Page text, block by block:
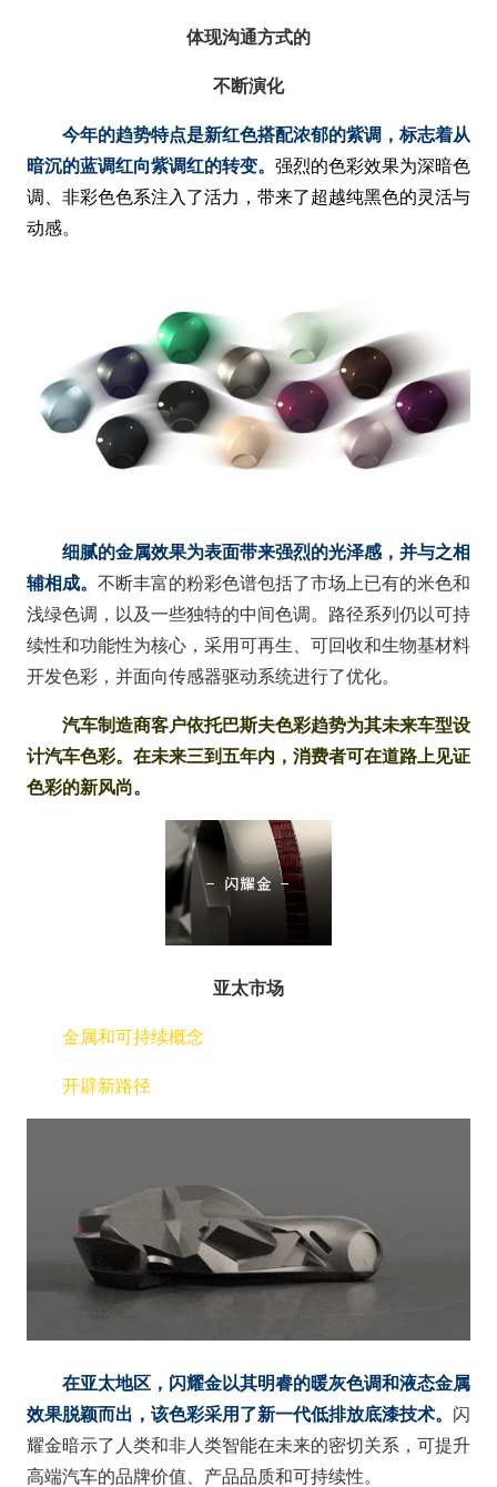
体现沟通方式的
不断演化
今年的趋势特点是新红色搭配浓郁的紫调，标志着从
暗沉的蓝调红向紫调红的转变。 强烈的色彩效果为深暗色
调、非彩色色系注入了活力，带来了超越纯黑色的灵活与
动感。
细腻的金属效果为表面带来强烈的光泽感，并与之相
辅相成。 不断丰富的粉彩色谱包括了市场上已有的米色和
浅绿色调，以及一些独特的中间色调。路径系列仍以可持
续性和功能性为核心，采用可再生、可回收和生物基材料
开发色彩，并面向传感器驱动系统进行了优化。
汽车制造商客户依托巴斯夫色彩趋势为其未来车型设
计汽车色彩。在未来三到五年内，消费者可在道路上见证
色彩的新风尚。
亚太市场
金属和可持续概念
开辟新路径
在亚太地区，闪耀金以其明睿的暖灰色调和液态金属
效果脱颖而出，该色彩采用了新一代低排放底漆技术。 闪
耀金暗示了人类和非人类智能在未来的密切关系，可提升
高端汽车的品牌价值、产品品质和可持续性。